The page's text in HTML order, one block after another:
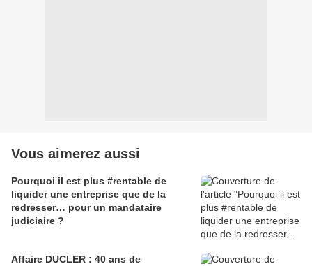
Vous aimerez aussi
Pourquoi il est plus #rentable de
liquider une entreprise que de la
redresser… pour un mandataire
judiciaire ?
Affaire DUCLER : 40 ans de